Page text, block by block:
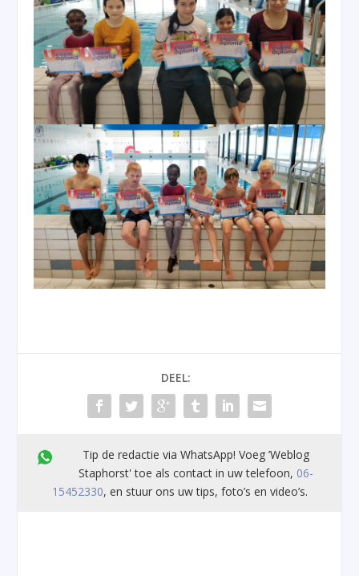
DEEL:
Tip de redactie via WhatsApp! Voeg ’Weblog
Staphorst' toe als contact in uw telefoon, 06-
15452330, en stuur ons uw tips, foto’s en video’s.